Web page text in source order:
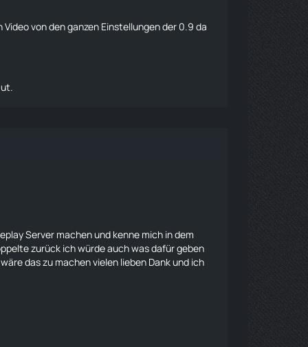
von den ganzen Einstellungen der 0.9 da
Server machen und kenne mich in dem
zurück ich würde auch was dafür geben
das zu machen vielen lieben Dank und ich